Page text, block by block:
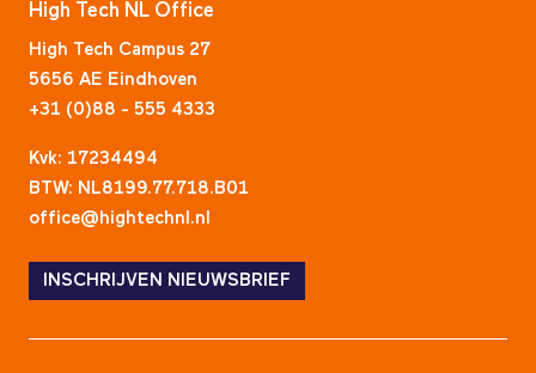
High Tech NL Office
High Tech Campus 27
5656 AE Eindhoven
+31 (0)88 - 555 4333
Kvk: 17234494
BTW: NL8199.77.718.B01
office@hightechnl.nl
INSCHRIJVEN NIEUWSBRIEF